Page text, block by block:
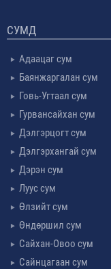
СУМД
Адаацаг сум
Баянжаргалан сум
Говь-Угтаал сум
Гурвансайхан сум
Дэлгэрцогт сум
Дэлгэрхангай сум
Дэрэн сум
Луус сум
Өлзийт сум
Өндөршил сум
Сайхан-Овоо сум
Сайнцагаан сум